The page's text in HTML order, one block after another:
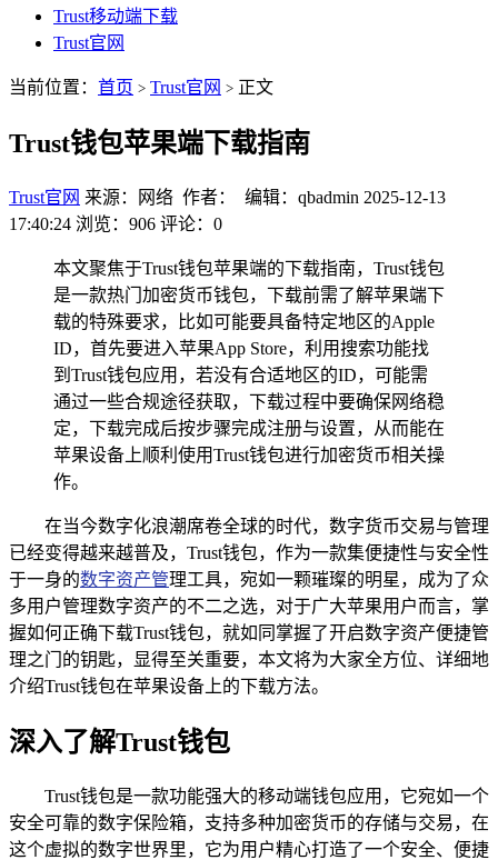
Trust移动端下载
Trust官网
当前位置： 首页 > Trust官网 > 正文
Trust钱包苹果端下载指南
Trust官网 来源：网络 作者： 编辑：qbadmin 2025-12-13
17:40:24 浏览：906 评论：0
本文聚焦于Trust钱包苹果端的下载指南，Trust钱包
是一款热门加密货币钱包，下载前需了解苹果端下
载的特殊要求，比如可能要具备特定地区的Apple
ID，首先要进入苹果App Store，利用搜索功能找
到Trust钱包应用，若没有合适地区的ID，可能需
通过一些合规途径获取，下载过程中要确保网络稳
定，下载完成后按步骤完成注册与设置，从而能在
苹果设备上顺利使用Trust钱包进行加密货币相关操
作。
在当今数字化浪潮席卷全球的时代，数字货币交易与管理
已经变得越来越普及，Trust钱包，作为一款集便捷性与安全性
于一身的数字资产管理工具，宛如一颗璀璨的明星，成为了众
多用户管理数字资产的不二之选，对于广大苹果用户而言，掌
握如何正确下载Trust钱包，就如同掌握了开启数字资产便捷管
理之门的钥匙，显得至关重要，本文将为大家全方位、详细地
介绍Trust钱包在苹果设备上的下载方法。
深入了解Trust钱包
Trust钱包是一款功能强大的移动端钱包应用，它宛如一个
安全可靠的数字保险箱，支持多种加密货币的存储与交易，在
这个虚拟的数字世界里，它为用户精心打造了一个安全、便捷